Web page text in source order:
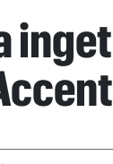
inget